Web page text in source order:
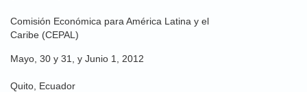
Comisión Económica para América Latina y el
Caribe (CEPAL)
Mayo, 30 y 31, y Junio 1, 2012
Quito, Ecuador